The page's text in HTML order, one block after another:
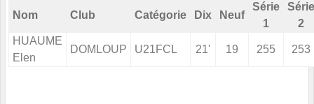
Nom Club Catégorie Dix Neuf
Série
1
Série
2
HUAUME
Elen
DOMLOUP U21FCL 21' 19 255 253